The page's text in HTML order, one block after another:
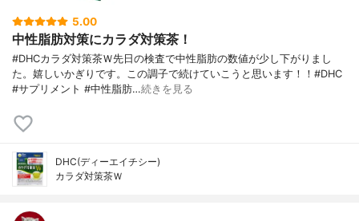
5.00
中性脂肪対策にカラダ対策茶！
#DHCカラダ対策茶Ｗ先日の検査で中性脂肪の数値が少し下がりまし
た。嬉しいかぎりです。この調子で続けていこうと思います！！#DHC
#サプリメント #中性脂肪…続きを見る
DHC(ディーエイチシー)
カラダ対策茶Ｗ